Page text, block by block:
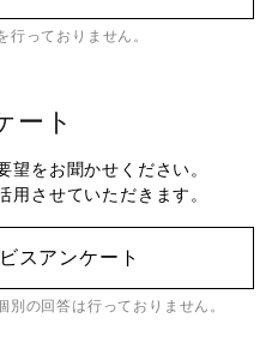
行っておりません。
ート
望をお聞かせください。
用させていただきます。
スアンケート
の回答は行っておりません。